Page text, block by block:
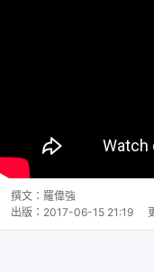
撰文： 羅偉強
出版： 2017-06-15 21:19